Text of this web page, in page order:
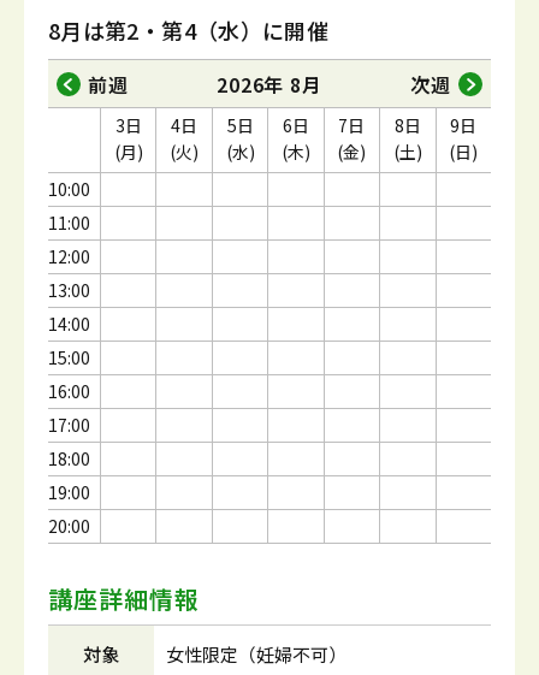
8月は第2・第4（水）に開催
前週 2026年 8月 次週
10:00
11:00
12:00
13:00
14:00
15:00
16:00
17:00
18:00
19:00
20:00
3日
(月)
4日
(火)
5日
(水)
6日
(木)
7日
(金)
8日
(土)
9日
(日)
講座詳細情報
対象 女性限定（妊婦不可）